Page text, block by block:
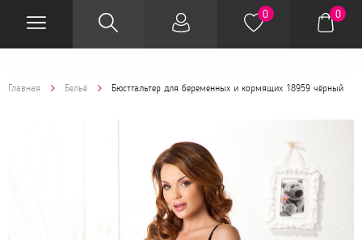
0 0
Главная Бельё Бюстгальтер для беременных и кормящих 18959 чёрный